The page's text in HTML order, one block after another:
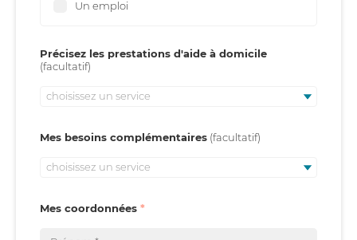
Un emploi
Précisez les prestations d'aide à domicile
choisissez un service
Mes besoins complémentaires
choisissez un service
Mes coordonnées